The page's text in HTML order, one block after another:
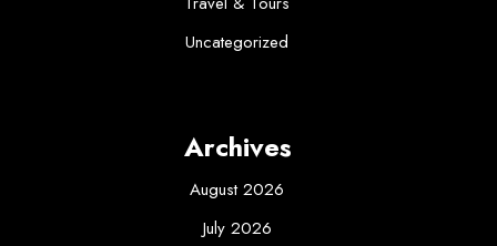
Uncategorized
Archives
August 2026
July 2026